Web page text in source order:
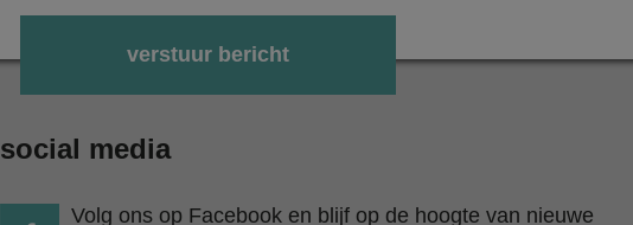
social media
Volg ons op Facebook en blijf op de hoogte van nieuwe